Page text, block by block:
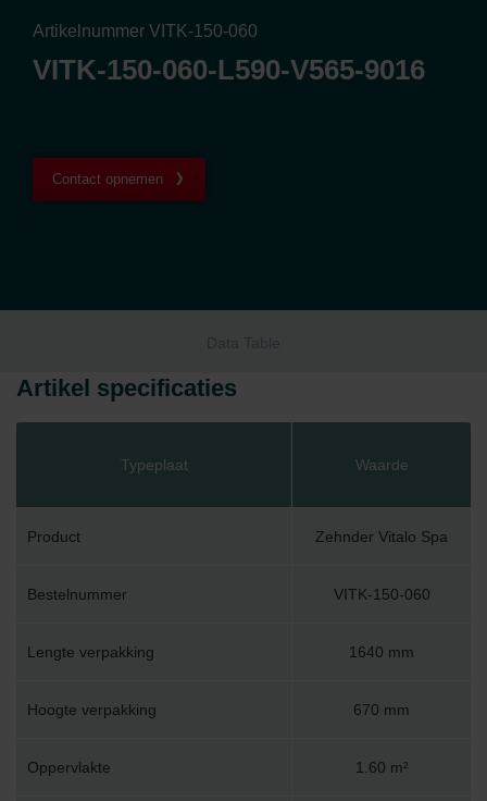
Artikelnummer VITK-150-060
VITK-150-060-L590-V565-9016
Contact opnemen
Data Table
Artikel specificaties
Typeplaat Waarde
Product Zehnder Vitalo Spa
Bestelnummer VITK-150-060
Lengte verpakking 1640 mm
Hoogte verpakking 670 mm
Oppervlakte 1.60 m²